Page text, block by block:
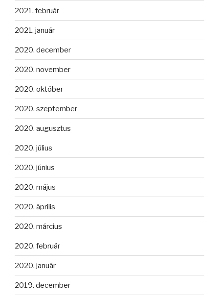
2021. február
2021. január
2020. december
2020. november
2020. október
2020. szeptember
2020. augusztus
2020. július
2020. június
2020. május
2020. április
2020. március
2020. február
2020. január
2019. december